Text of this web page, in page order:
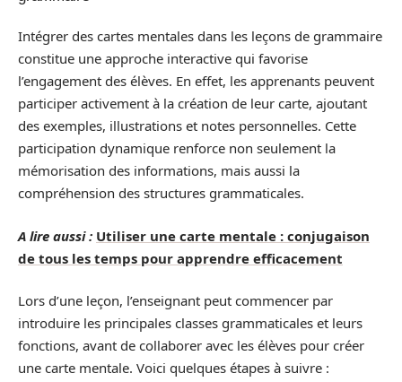
Intégrer des cartes mentales dans les leçons de grammaire
constitue une approche interactive qui favorise
l’engagement des élèves. En effet, les apprenants peuvent
participer activement à la création de leur carte, ajoutant
des exemples, illustrations et notes personnelles. Cette
participation dynamique renforce non seulement la
mémorisation des informations, mais aussi la
compréhension des structures grammaticales.
A lire aussi : Utiliser une carte mentale : conjugaison
de tous les temps pour apprendre efficacement
Lors d’une leçon, l’enseignant peut commencer par
introduire les principales classes grammaticales et leurs
fonctions, avant de collaborer avec les élèves pour créer
une carte mentale. Voici quelques étapes à suivre :